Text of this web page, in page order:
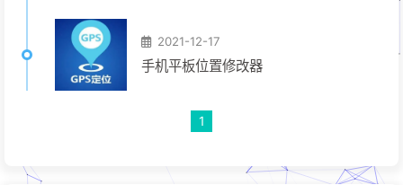
2021-12-17
手机平板位置修改器
1